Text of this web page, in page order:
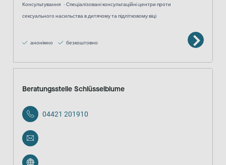
Консультування
Спеціалізовані консультаційні центри проти
сексуального насильства в дитячому та підлітковому віці
анонімно безкоштовно
Beratungsstelle Schlüsselblume
04421 201910